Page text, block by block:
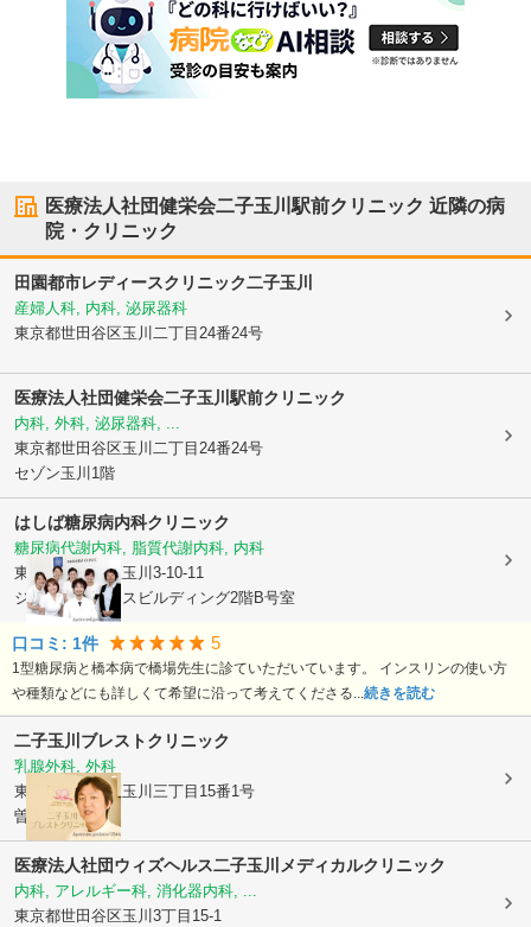
医療法人社団健栄会二子玉川駅前クリニック 近隣の病
院・クリニック
田園都市レディースクリニック二子玉川
産婦人科, 内科, 泌尿器科
東京都世田谷区玉川二丁目24番24号
医療法人社団健栄会二子玉川駅前クリニック
内科, 外科, 泌尿器科, ...
東京都世田谷区玉川二丁目24番24号
セゾン玉川1階
はしば糖尿病内科クリニック
糖尿病代謝内科, 脂質代謝内科, 内科
東京都世田谷区玉川3-10-11
ジ・エイペックスビルディング2階B号室
口コミ: 1件 5
1型糖尿病と橋本病で橋場先生に診ていただいています。 インスリンの使い方
や種類などにも詳しくて希望に沿って考えてくださる...続きを読む
二子玉川ブレストクリニック
乳腺外科, 外科
東京都世田谷区玉川三丁目15番1号
曽根ビル6階
医療法人社団ウィズヘルス二子玉川メディカルクリニック
内科, アレルギー科, 消化器内科, ...
東京都世田谷区玉川3丁目15-1